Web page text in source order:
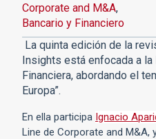
Corporate and M&A,
Bancario y Financiero
La quinta edición de la
Insights está enfocada a la
Financiera, abordando el
Europa”.
En ella participa Ignacio
Line de Corporate and M&A,